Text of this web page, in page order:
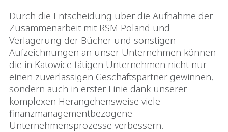
Durch die Entscheidung über die Aufnahme der
Zusammenarbeit mit RSM Poland und
Verlagerung der Bücher und sonstigen
Aufzeichnungen an unser Unternehmen können
die in Katowice tätigen Unternehmen nicht nur
einen zuverlässigen Geschäftspartner gewinnen,
sondern auch in erster Linie dank unserer
komplexen Herangehensweise viele
finanzmanagementbezogene
Unternehmensprozesse verbessern.